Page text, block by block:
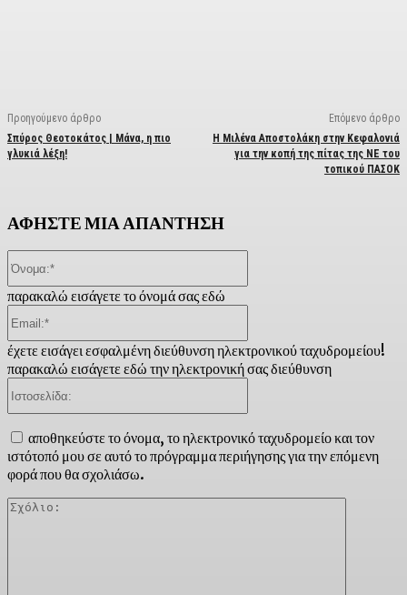
Προηγούμενο άρθρο
Σπύρος Θεοτοκάτος | Μάνα, η πιο
γλυκιά λέξη!
Επόμενο άρθρο
Η Μιλένα Αποστολάκη στην Κεφαλονιά
για την κοπή της πίτας της ΝΕ του
τοπικού ΠΑΣΟΚ
ΑΦΗΣΤΕ ΜΙΑ ΑΠΑΝΤΗΣΗ
παρακαλώ εισάγετε το όνομά σας εδώ
έχετε εισάγει εσφαλμένη διεύθυνση ηλεκτρονικού ταχυδρομείου!
παρακαλώ εισάγετε εδώ την ηλεκτρονική σας διεύθυνση
αποθηκεύστε το όνομα, το ηλεκτρονικό ταχυδρομείο και τον
ιστότοπό μου σε αυτό το πρόγραμμα περιήγησης για την επόμενη
φορά που θα σχολιάσω.